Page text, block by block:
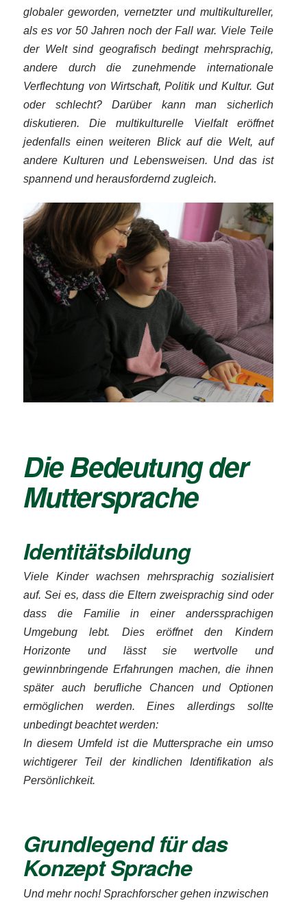
globaler geworden, vernetzter und multikultureller,
als es vor 50 Jahren noch der Fall war. Viele Teile
der Welt sind geografisch bedingt mehrsprachig,
andere durch die zunehmende internationale
Verflechtung von Wirtschaft, Politik und Kultur. Gut
oder schlecht? Darüber kann man sicherlich
diskutieren. Die multikulturelle Vielfalt eröffnet
jedenfalls einen weiteren Blick auf die Welt, auf
andere Kulturen und Lebensweisen. Und das ist
spannend und herausfordernd zugleich.
Die Bedeutung der
Muttersprache
Identitätsbildung
Viele Kinder wachsen mehrsprachig sozialisiert
auf. Sei es, dass die Eltern zweisprachig sind oder
dass die Familie in einer anderssprachigen
Umgebung lebt. Dies eröffnet den Kindern
Horizonte und lässt sie wertvolle und
gewinnbringende Erfahrungen machen, die ihnen
später auch berufliche Chancen und Optionen
ermöglichen werden. Eines allerdings sollte
unbedingt beachtet werden:
In diesem Umfeld ist die Muttersprache ein umso
wichtigerer Teil der kindlichen Identifikation als
Persönlichkeit.
Grundlegend für das
KonzeptSprache
Und mehr noch! Sprachforscher gehen inzwischen
Bitte akzeptieren Sie
unsere
Datenschutzerklärung
unsere
Datenschutzerklärung.
Bitte lasse dieses Feld leer.
Bitte akzeptieren Sie
unsere
Datenschutzerklärung.